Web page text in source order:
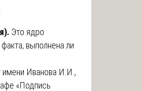
Это ядро
выполнена ли
Иванова И.И.,
«Подпись